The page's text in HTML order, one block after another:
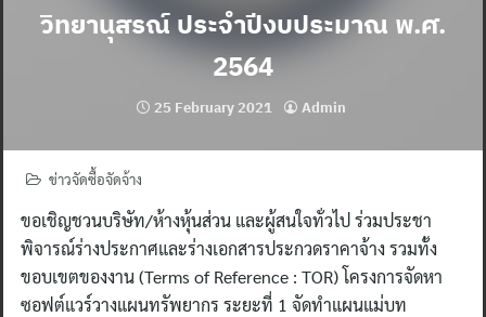
วิทยานุสรณ์ ประจำปีงบประมาณ พ.ศ.
2564
25 February 2021 Admin
ข่าวจัดซื้อจัดจ้าง
ขอเชิญชวนบริษัท/ห้างหุ้นส่วน และผู้สนใจทั่วไป ร่วมประชา
พิจารณ์ร่างประกาศและร่างเอกสารประกวดราคาจ้าง รวมทั้ง
ขอบเขตของงาน (Terms of Reference : TOR) โครงการจัดหา
ซอฟต์แวร์วางแผนทรัพยากร ระยะที่ 1 จัดทำแผนแม่บท